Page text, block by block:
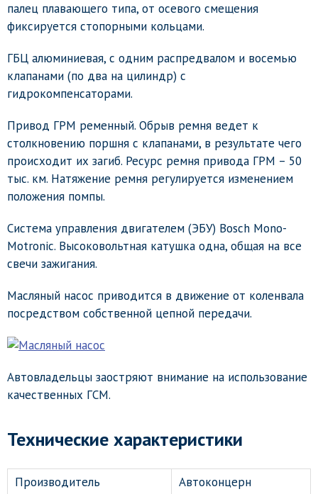
палец плавающего типа, от осевого смещения
фиксируется стопорными кольцами.
ГБЦ алюминиевая, с одним распредвалом и восемью
клапанами (по два на цилиндр) с
гидрокомпенсаторами.
Привод ГРМ ременный. Обрыв ремня ведет к
столкновению поршня с клапанами, в результате чего
происходит их загиб. Ресурс ремня привода ГРМ – 50
тыс. км. Натяжение ремня регулируется изменением
положения помпы.
Система управления двигателем (ЭБУ) Bosch Mono-
Motronic. Высоковольтная катушка одна, общая на все
свечи зажигания.
Масляный насос приводится в движение от коленвала
посредством собственной цепной передачи.
Автовладельцы заостряют внимание на использование
качественных ГСМ.
Технические характеристики
Производитель
Автоконцерн